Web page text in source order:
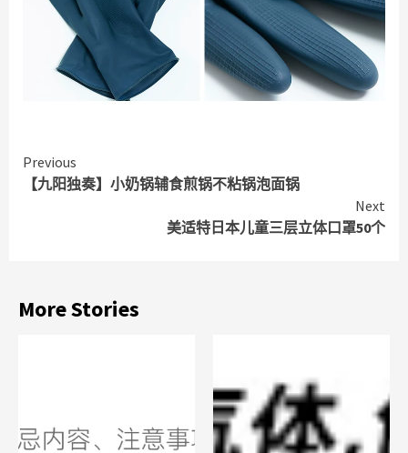
Continue
Reading
Previous
【九阳独奏】小奶锅辅食煎锅不粘锅泡面锅
Next
美适特日本儿童三层立体口罩50个
More Stories